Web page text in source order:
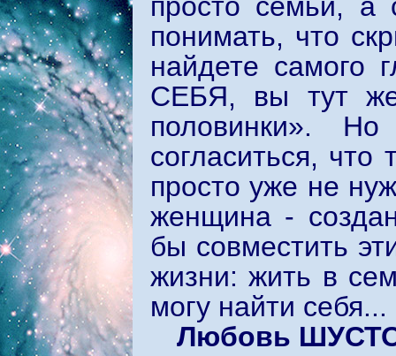
понимать, что
найдете самого
СЕБЯ, вы тут же
половинки».
согласиться, что
просто уже не
женщина -
бы совместить
жизни: жить в
могу найти
Любовь